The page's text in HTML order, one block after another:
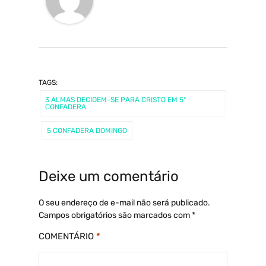
TAGS:
3 ALMAS DECIDEM-SE PARA CRISTO EM 5º
CONFADERA
5 CONFADERA DOMINGO
Deixe um comentário
O seu endereço de e-mail não será publicado.
Campos obrigatórios são marcados com*
COMENTÁRIO *